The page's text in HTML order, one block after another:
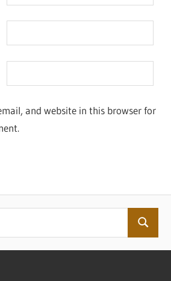
and website in this browser for
Search